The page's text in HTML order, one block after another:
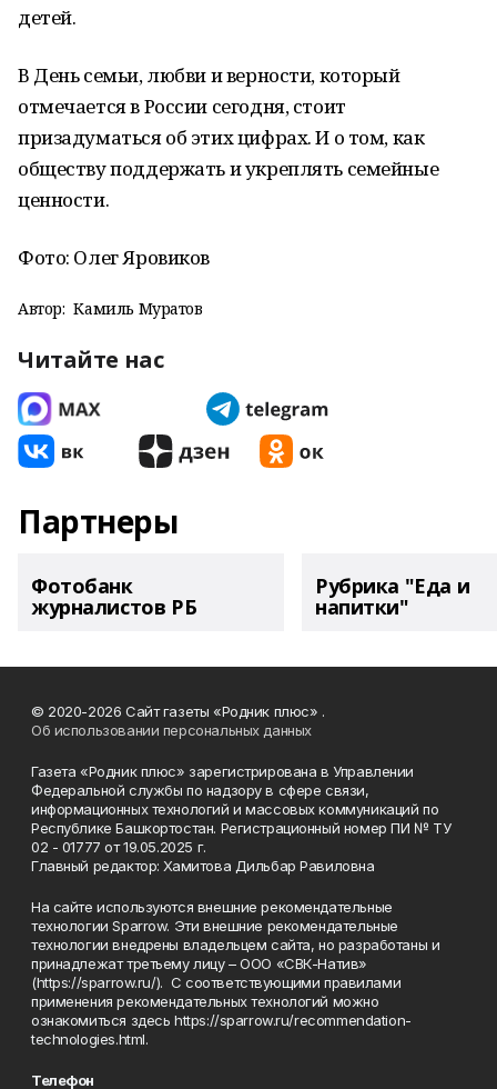
детей.
В День семьи, любви и верности, который
отмечается в России сегодня, стоит
призадуматься об этих цифрах. И о том, как
обществу поддержать и укреплять семейные
ценности.
Фото: Олег Яровиков
Автор: Камиль Муратов
Читайте нас
Партнеры
Фотобанк
журналистов РБ
Рубрика "Еда и
напитки"
© 2020-2026 Сайт газеты «Родник плюс» .
Об использовании персональных данных
Газета «Родник плюс» зарегистрирована в Управлении
Федеральной службы по надзору в сфере связи,
информационных технологий и массовых коммуникаций по
Республике Башкортостан. Регистрационный номер ПИ № ТУ
02 - 01777 от 19.05.2025 г.
Главный редактор: Хамитова Дильбар Равиловна
На сайте используются внешние рекомендательные
технологии Sparrow. Эти внешние рекомендательные
технологии внедрены владельцем сайта, но разработаны и
принадлежат третьему лицу – ООО «СВК-Натив»
(https://sparrow.ru/). С соответствующими правилами
применения рекомендательных технологий можно
ознакомиться здесь https://sparrow.ru/recommendation-
technologies.html.
Телефон